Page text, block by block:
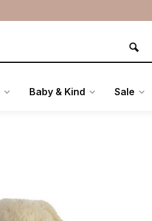
Baby & Kind Sale